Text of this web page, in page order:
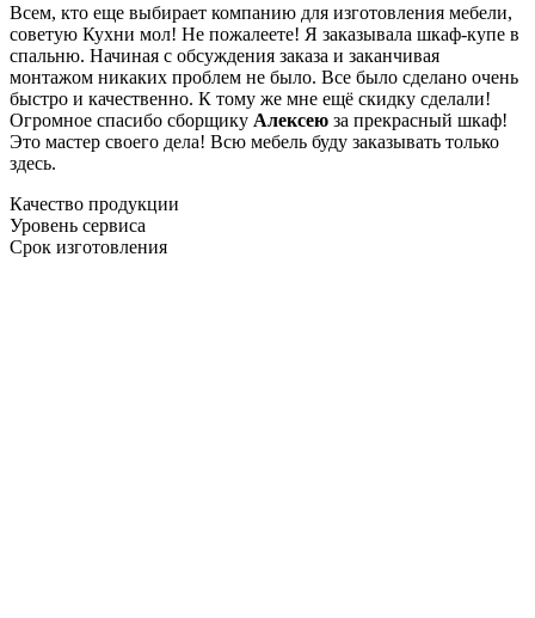
Всем, кто еще выбирает компанию для изготовления мебели,
советую Кухни мол! Не пожалеете! Я заказывала шкаф-купе в
спальню. Начиная с обсуждения заказа и заканчивая
монтажом никаких проблем не было. Все было сделано очень
быстро и качественно. К тому же мне ещё скидку сделали!
Огромное спасибо сборщику Алексею за прекрасный шкаф!
Это мастер своего дела! Всю мебель буду заказывать только
здесь.
Качество продукции
Уровень сервиса
Срок изготовления